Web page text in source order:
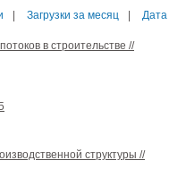
Загрузки за месяц Дата
в строительстве //
структуры //